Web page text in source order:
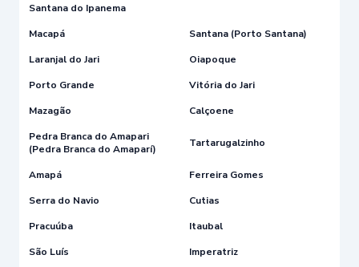
Santana do Ipanema
Macapá
Santana (Porto Santana)
Laranjal do Jari
Oiapoque
Porto Grande
Vitória do Jari
Mazagão
Calçoene
Pedra Branca do Amapari
(Pedra Branca do Amaparí)
Tartarugalzinho
Amapá
Ferreira Gomes
Serra do Navio
Cutias
Pracuúba
Itaubal
São Luís
Imperatriz